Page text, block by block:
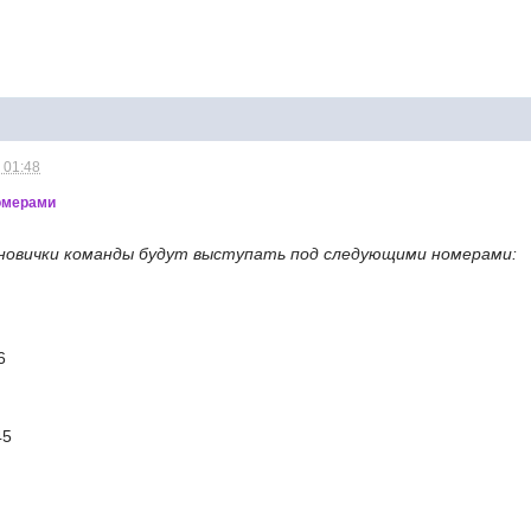
01:48
команды будут выступать под следующими номерами: